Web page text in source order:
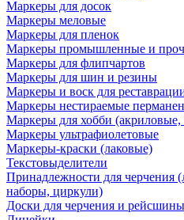
Маркеры для досок
Маркеры меловые
Маркеры для пленок
Маркеры промышленные и
Маркеры для флипчартов
Маркеры для шин и резины
Маркеры и воск для
Маркеры нестираемые
Маркеры для хобби (акриловые,
Маркеры ультрафиолетовые
Маркеры-краски (лаковые)
Текстовыделители
Принадлежности для черчения
наборы, циркули)
Доски для черчения и рейсшины